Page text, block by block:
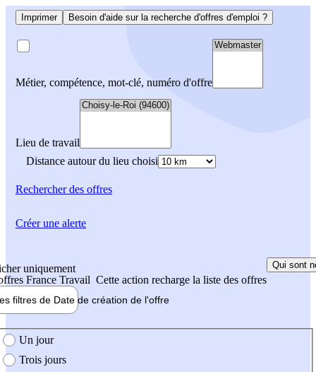
Imprimer Besoin d'aide sur la recherche d'offres d'emploi ?
Métier, compétence, mot-clé, numéro d'offre
Lieu de travail
Distance autour du lieu choisi
Rechercherdes offres
uniquement
France Travail Cette action recharge la liste des offres
Qui sont
filtres de Date de création de l'offre
création de l'offre
Un jour
Trois jours
Créer une alerte